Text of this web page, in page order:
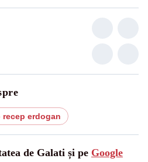
recep erdogan
de Galati și pe Google